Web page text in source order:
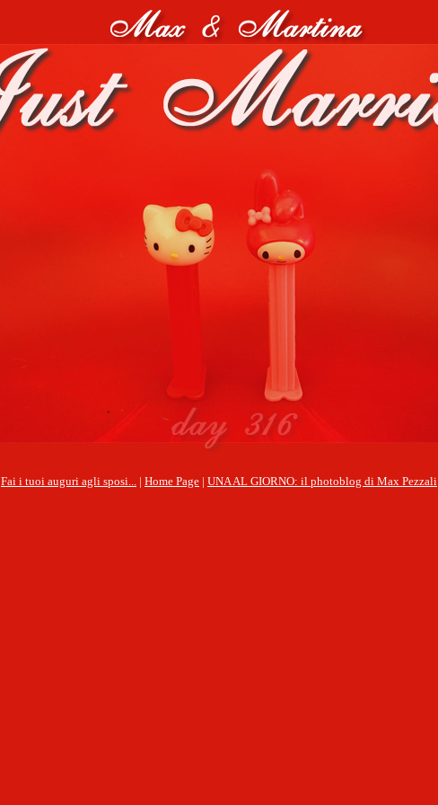
Fai i tuoi auguri agli sposi... | Home Page | UNA AL GIORNO: il photoblog di Max Pezzali